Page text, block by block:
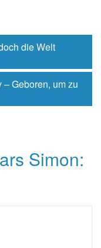
die Welt
Geboren, um zu
Simon: